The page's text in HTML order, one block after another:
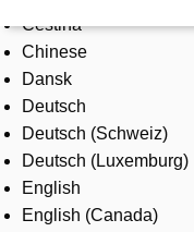
Products & Solutions
Industries
Services
About us
Where to buy
Contact us
Careers
Čeština
Chinese
Dansk
Deutsch
Deutsch (Schweiz)
Deutsch (Luxemburg)
English
English (Canada)